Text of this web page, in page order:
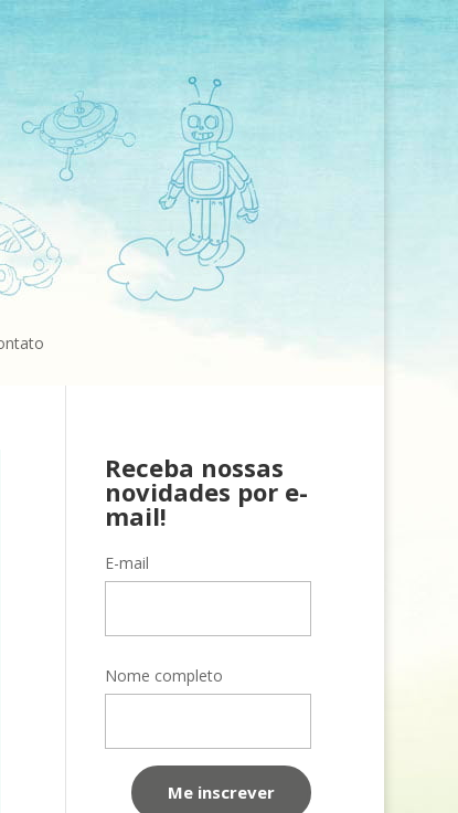
Receba nossas
novidades por e-
mail!
E-mail
Nome completo